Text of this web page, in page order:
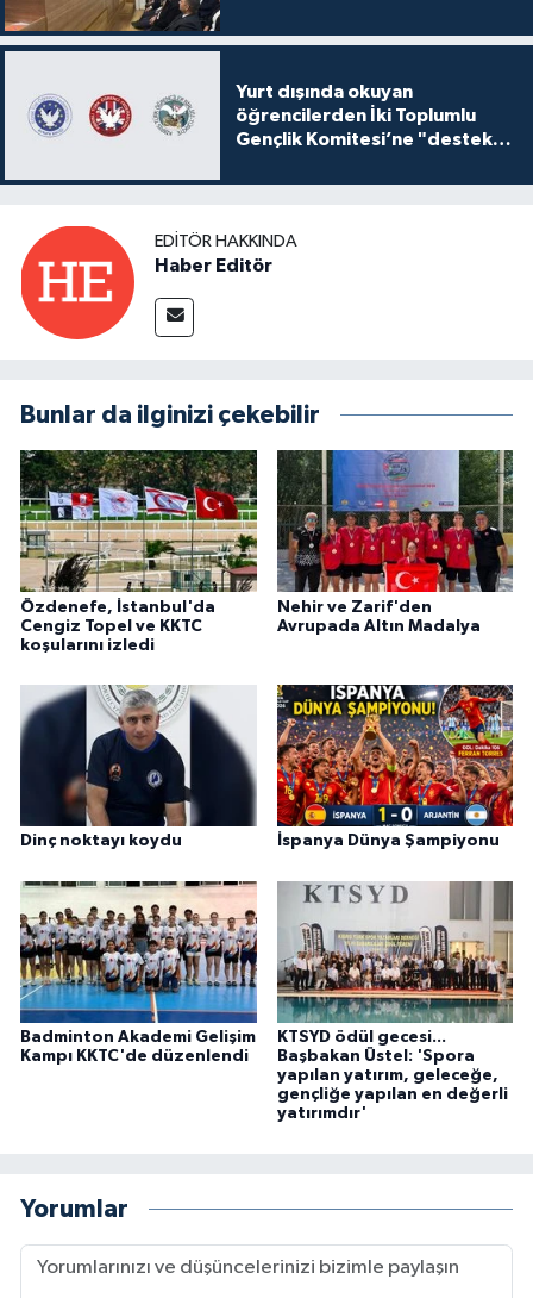
Yurt dışında okuyan
öğrencilerden İki Toplumlu
Gençlik Komitesi’ne "destek
EDITÖR HAKKINDA
Haber Editör
Bunlar da ilginizi çekebilir
Özdenefe, İstanbul'da
Cengiz Topel ve KKTC
koşularını izledi
Nehir ve Zarif'den
Avrupada Altın Madalya
Dinç noktayı koydu İspanya Dünya Şampiyonu
Badminton Akademi Gelişim
Kampı KKTC'de düzenlendi
KTSYD ödül gecesi...
Başbakan Üstel: 'Spora
yapılan yatırım, geleceğe,
gençliğe yapılan en değerli
yatırımdır'
Yorumlar